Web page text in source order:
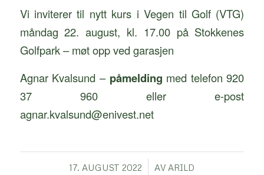
Vi inviterer til nytt kurs i Vegen til Golf (VTG)
måndag 22. august, kl. 17.00 på Stokkenes
Golfpark – møt opp ved garasjen
Agnar Kvalsund – påmelding med telefon 920
37 960 eller e-post
agnar.kvalsund@enivest.net
17. AUGUST 2022
/ AV ARILD